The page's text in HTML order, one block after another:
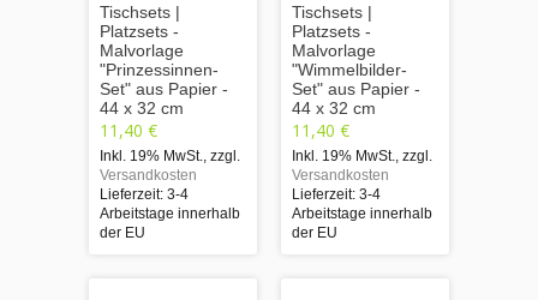
Tischsets |
Platzsets -
Malvorlage
"Prinzessinnen-
Set" aus Papier -
44 x 32 cm
11,40 €
Inkl. 19% MwSt., zzgl.
Versandkosten
Lieferzeit: 3-4
Arbeitstage innerhalb
der EU
Tischsets |
Platzsets -
Malvorlage
"Wimmelbilder-
Set" aus Papier -
44 x 32 cm
11,40 €
Inkl. 19% MwSt., zzgl.
Versandkosten
Lieferzeit: 3-4
Arbeitstage innerhalb
der EU